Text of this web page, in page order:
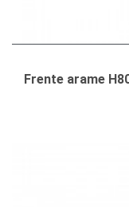
Frente arame